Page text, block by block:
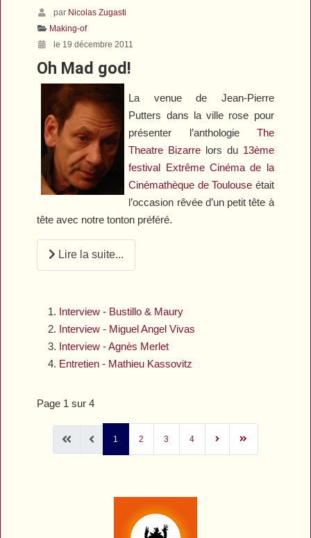
par Nicolas Zugasti
Making-of
le 19 décembre 2011
Oh Mad god!
La venue de Jean-Pierre
Putters dans la ville rose pour
présenter l’anthologie The
Theatre Bizarre lors du 13ème
festival Extrême Cinéma de la
Cinémathèque de Toulouse était
l’occasion rêvée d’un petit tête à
tête avec notre tonton préféré.
Lire la suite...
Interview - Bustillo & Maury
Interview - Miguel Angel Vivas
Interview - Agnès Merlet
Entretien - Mathieu Kassovitz
Page 1 sur 4
1 2 3 4